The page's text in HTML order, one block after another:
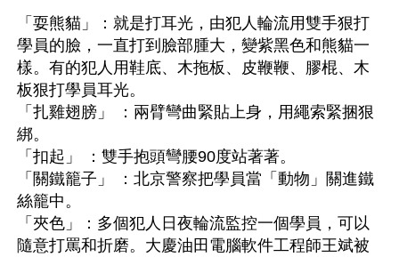
「耍熊貓」：就是打耳光，由犯人輪流用雙手狠打
學員的臉，一直打到臉部腫大，變紫黑色和熊貓一
樣。有的犯人用鞋底、木拖板、皮鞭鞭、膠棍、木
板狠打學員耳光。
「扎雞翅膀」 ：兩臂彎曲緊貼上身，用繩索緊捆狠
綁。
「扣起」 ：雙手抱頭彎腰90度站著著。
「關鐵籠子」 ：北京警察把學員當「動物」關進鐵
絲籠中。
「夾色」：多個犯人日夜輪流監控一個學員，可以
隨意打罵和折磨。大慶油田電腦軟件工程師王斌被